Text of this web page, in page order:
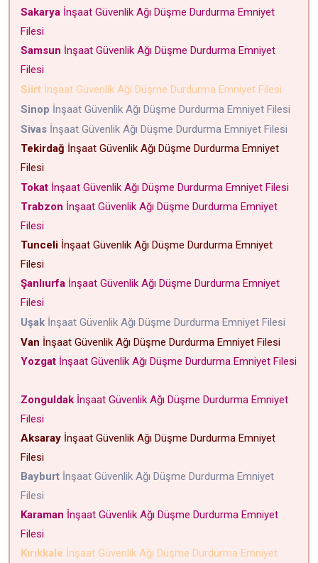
Sakarya İnşaat Güvenlik Ağı Düşme Durdurma Emniyet
Filesi
Samsun İnşaat Güvenlik Ağı Düşme Durdurma Emniyet
Filesi
Siirt İnşaat Güvenlik Ağı Düşme Durdurma Emniyet Filesi
Sinop İnşaat Güvenlik Ağı Düşme Durdurma Emniyet Filesi
Sivas İnşaat Güvenlik Ağı Düşme Durdurma Emniyet Filesi
Tekirdağ İnşaat Güvenlik Ağı Düşme Durdurma Emniyet
Filesi
Tokat İnşaat Güvenlik Ağı Düşme Durdurma Emniyet Filesi
Trabzon İnşaat Güvenlik Ağı Düşme Durdurma Emniyet
Filesi
Tunceli İnşaat Güvenlik Ağı Düşme Durdurma Emniyet
Filesi
Şanlıurfa İnşaat Güvenlik Ağı Düşme Durdurma Emniyet
Filesi
Uşak İnşaat Güvenlik Ağı Düşme Durdurma Emniyet Filesi
Van İnşaat Güvenlik Ağı Düşme Durdurma Emniyet Filesi
Yozgat İnşaat Güvenlik Ağı Düşme Durdurma Emniyet Filesi
Zonguldak İnşaat Güvenlik Ağı Düşme Durdurma Emniyet
Filesi
Aksaray İnşaat Güvenlik Ağı Düşme Durdurma Emniyet
Filesi
Bayburt İnşaat Güvenlik Ağı Düşme Durdurma Emniyet
Filesi
Karaman İnşaat Güvenlik Ağı Düşme Durdurma Emniyet
Filesi
Kırıkkale İnşaat Güvenlik Ağı Düşme Durdurma Emniyet